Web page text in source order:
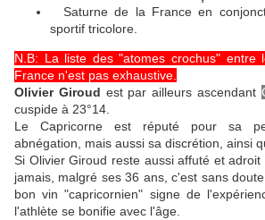
Saturne de la France en
sportif tricolore.
N.B: La liste des "atomes crochus" entre
France n'est pas exhaustive.
Olivier Giroud est par ailleurs ascendant
cuspide à 23°14.
Le Capricorne est réputé pour sa
abnégation, mais aussi sa discrétion, ainsi
Si Olivier Giroud reste aussi affuté et
jamais, malgré ses 36 ans, c'est sans
bon vin "capricornien" signe de
l'athlète se bonifie avec l'âge.